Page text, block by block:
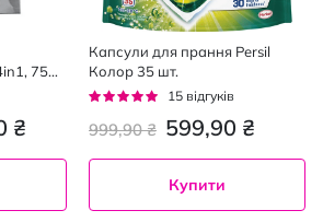
75
₴
Капсули для прання Persil
Колор 35 шт.
Рейтинг:
15 відгуків
599,90 ₴
999,90 ₴
Купити